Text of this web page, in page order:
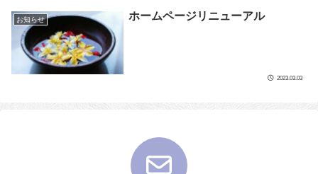
お知らせ ホームページリニューアル
2023.03.03